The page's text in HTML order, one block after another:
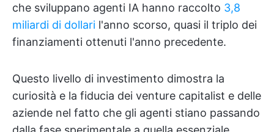
che sviluppano agenti IA hanno raccolto 3,8
miliardi di dollari l'anno scorso, quasi il triplo dei
finanziamenti ottenuti l'anno precedente.
Questo livello di investimento dimostra la
curiosità e la fiducia dei venture capitalist e delle
aziende nel fatto che gli agenti stiano passando